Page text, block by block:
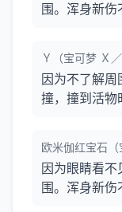
围。浑身新伤
Ｙ（宝可梦 Ｘ／
因为不了解
撞，撞到活物
欧米伽红宝石（
因为眼睛看不
围。浑身新伤